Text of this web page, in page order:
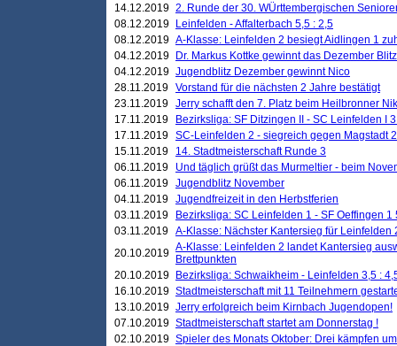
14.12.2019 2. Runde der 30. WÜrttembergischen
08.12.2019
Leinfelden - Affalterbach 5,5 : 2,5
08.12.2019 A-Klasse: Leinfelden 2 besiegt Aidlingen 1
04.12.2019
Dr. Markus Kottke gewinnt das Dezember
04.12.2019 Jugendblitz Dezember gewinnt Nico
28.11.2019 Vorstand für die nächsten 2 Jahre bestätigt
23.11.2019 Jerry schafft den 7. Platz beim Heilbronner
17.11.2019
Bezirksliga: SF Ditzingen II - SC Leinfelden I
17.11.2019 SC-Leinfelden 2 - siegreich gegen Magstadt 2
15.11.2019
14. Stadtmeisterschaft Runde 3
06.11.2019
Und täglich grüßt das Murmeltier - beim
06.11.2019 Jugendblitz November
04.11.2019 Jugendfreizeit in den Herbstferien
03.11.2019
Bezirksliga: SC Leinfelden 1 - SF Oeffingen 1
03.11.2019 A-Klasse: Nächster Kantersieg für Leinfelden
20.10.2019 A-Klasse: Leinfelden 2 landet Kantersieg
Brettpunkten
20.10.2019
Bezirksliga: Schwaikheim - Leinfelden 3,5 :
16.10.2019 Stadtmeisterschaft mit 11 Teilnehmern
13.10.2019 Jerry erfolgreich beim Kirnbach Jugendopen!
07.10.2019 Stadtmeisterschaft startet am Donnerstag !
02.10.2019 Spieler des Monats Oktober: Drei kämpfen